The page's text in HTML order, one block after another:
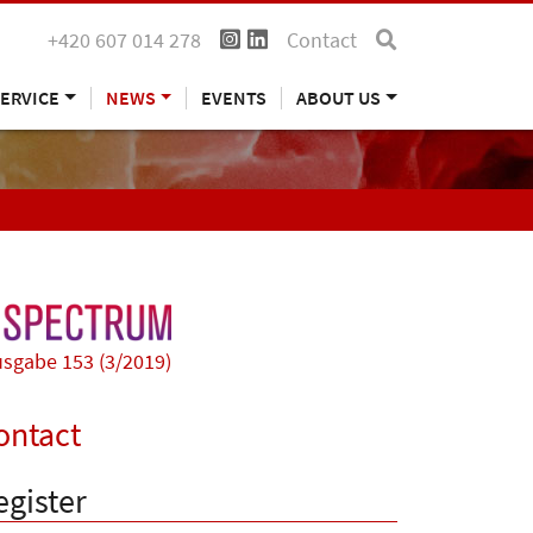
+420 607 014 278 Contact
NEWS EVENTS ABOUT US
153 (3/2019)